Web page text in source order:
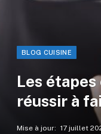
BLOG CUISINE
Les
réussir à
Mise à jour: 17 juillet